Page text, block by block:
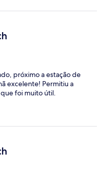
próximo a estação de
excelente! Permitiu a
foi muito útil.